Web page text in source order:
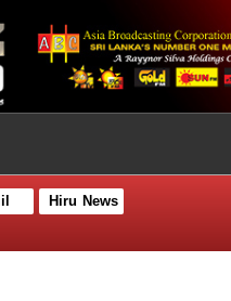
Hiru News